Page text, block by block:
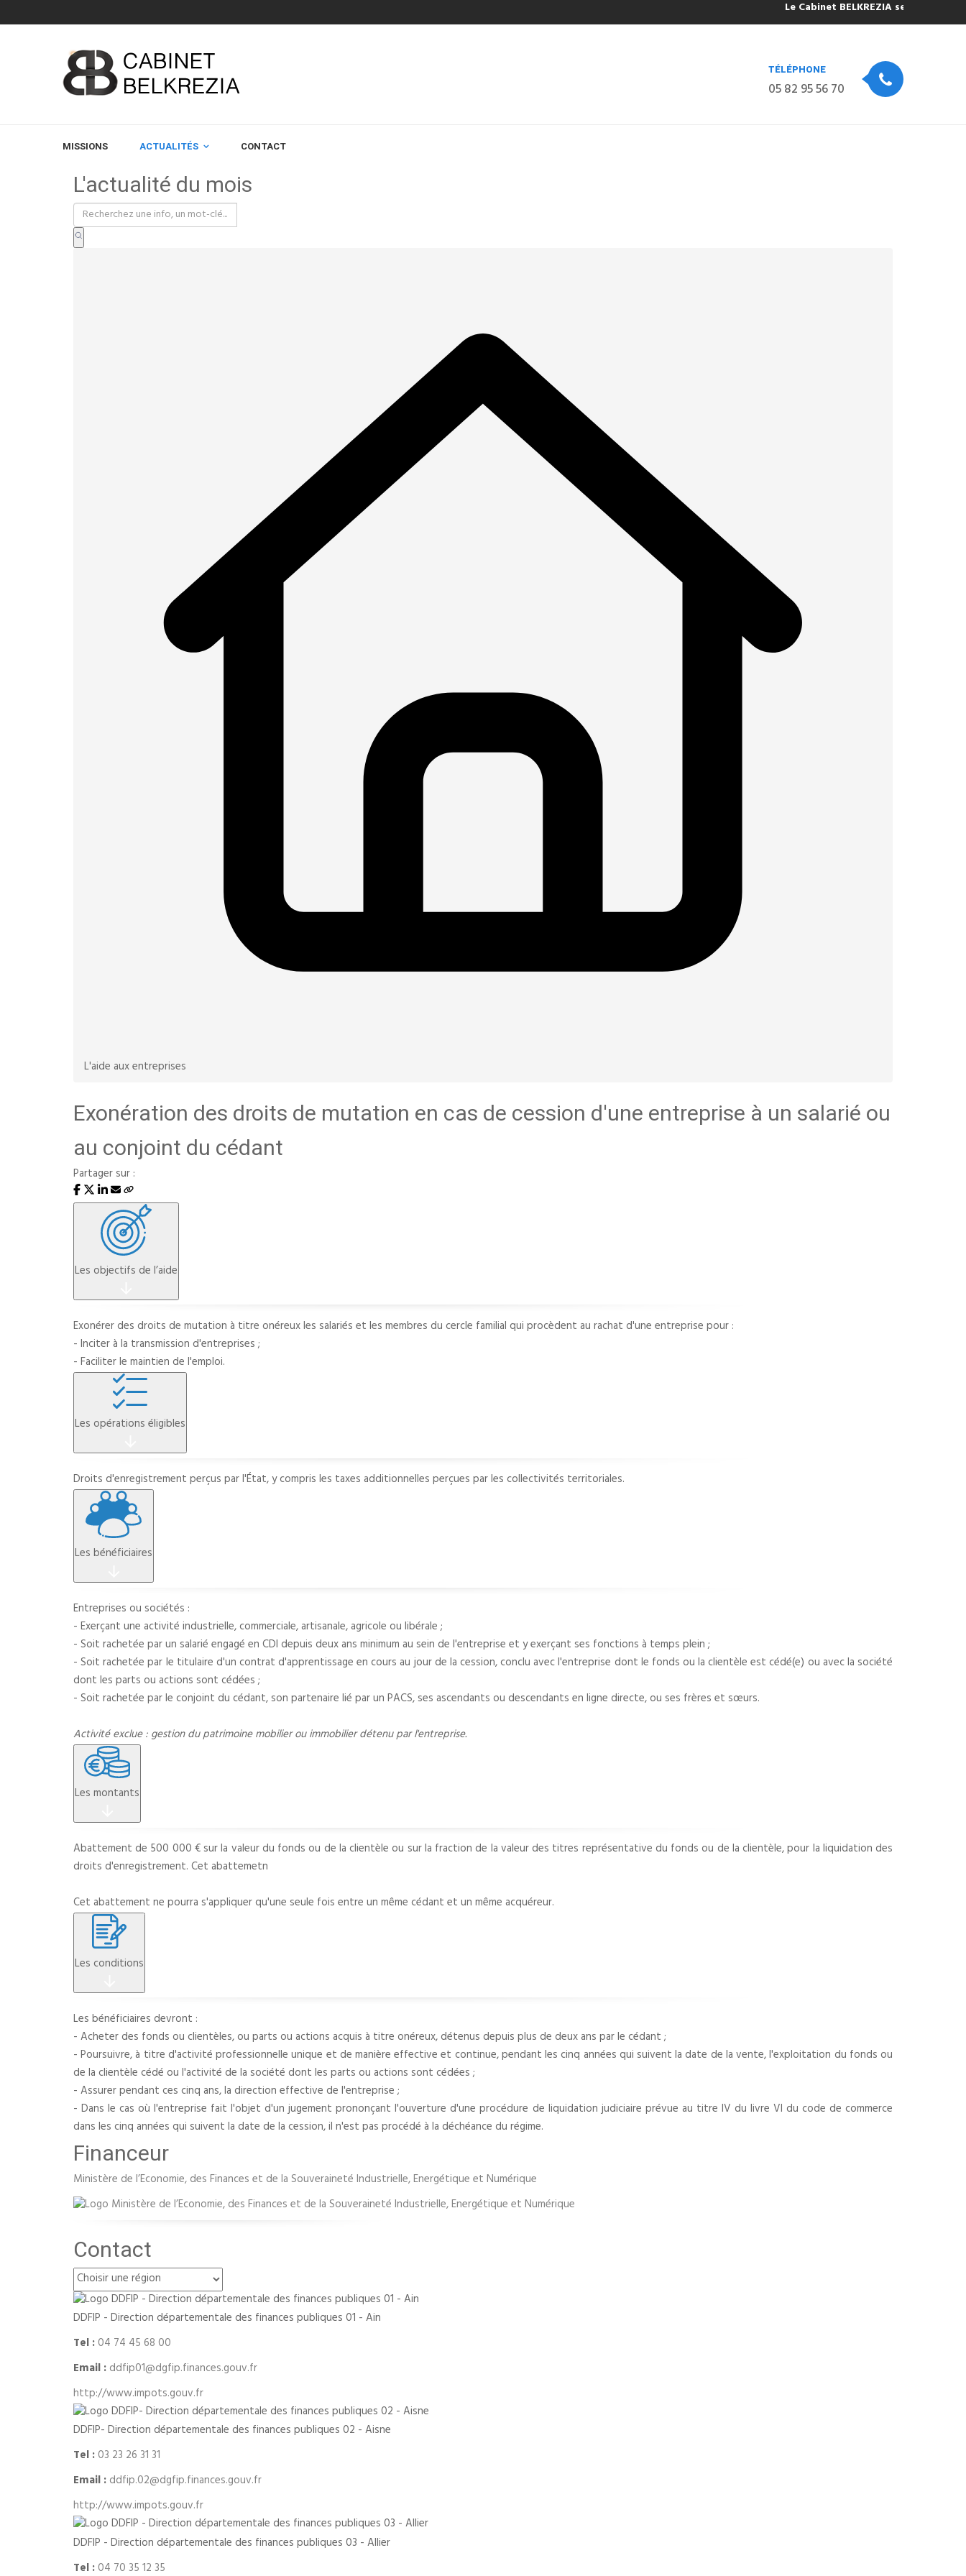
Le Cabinet BELKREZIA sera fermé
TÉLÉPHONE
05 82 95 56 70
MISSIONS ACTUALITÉS CONTACT
L'actualité du mois
L'aide aux entreprises
Exonération des droits de mutation en cas de cession d'une entreprise à un salarié ou
au conjoint du cédant
Partager sur :
Les objectifs de l’aide
Exonérer des droits de mutation à titre onéreux les salariés et les membres du cercle familial qui procèdent au rachat d'une entreprise pour :
- Inciter à la transmission d'entreprises ;
- Faciliter le maintien de l'emploi.
Les opérations éligibles
Droits d'enregistrement perçus par l'État, y compris les taxes additionnelles perçues par les collectivités territoriales.
Les bénéficiaires
Entreprises ou sociétés :
- Exerçant une activité industrielle, commerciale, artisanale, agricole ou libérale ;
- Soit rachetée par un salarié engagé en CDI depuis deux ans minimum au sein de l'entreprise et y exerçant ses fonctions à temps plein ;
- Soit rachetée par le titulaire d'un contrat d'apprentissage en cours au jour de la cession, conclu avec l'entreprise dont le fonds ou la clientèle est cédé(e) ou avec la société
dont les parts ou actions sont cédées ;
- Soit rachetée par le conjoint du cédant, son partenaire lié par un PACS, ses ascendants ou descendants en ligne directe, ou ses frères et sœurs.
Activité exclue : gestion du patrimoine mobilier ou immobilier détenu par l'entreprise.
Les montants
Abattement de 500 000 € sur la valeur du fonds ou de la clientèle ou sur la fraction de la valeur des titres représentative du fonds ou de la clientèle, pour la liquidation des
droits d'enregistrement. Cet abattemetn
Cet abattement ne pourra s'appliquer qu'une seule fois entre un même cédant et un même acquéreur.
Les conditions
Les bénéficiaires devront :
- Acheter des fonds ou clientèles, ou parts ou actions acquis à titre onéreux, détenus depuis plus de deux ans par le cédant ;
- Poursuivre, à titre d'activité professionnelle unique et de manière effective et continue, pendant les cinq années qui suivent la date de la vente, l'exploitation du fonds ou
de la clientèle cédé ou l'activité de la société dont les parts ou actions sont cédées ;
- Assurer pendant ces cinq ans, la direction effective de l'entreprise ;
- Dans le cas où l'entreprise fait l'objet d'un jugement prononçant l'ouverture d'une procédure de liquidation judiciaire prévue au titre IV du livre VI du code de commerce
dans les cinq années qui suivent la date de la cession, il n'est pas procédé à la déchéance du régime.
Financeur
Ministère de l’Economie, des Finances et de la Souveraineté Industrielle, Energétique et Numérique
Contact
DDFIP - Direction départementale des finances publiques 01 - Ain
Tel :04 74 45 68 00
Email :ddfip01@dgfip.finances.gouv.fr
http://www.impots.gouv.fr
DDFIP- Direction départementale des finances publiques 02 - Aisne
Tel :03 23 26 31 31
Email :ddfip.02@dgfip.finances.gouv.fr
http://www.impots.gouv.fr
DDFIP - Direction départementale des finances publiques 03 - Allier
Tel :04 70 35 12 35